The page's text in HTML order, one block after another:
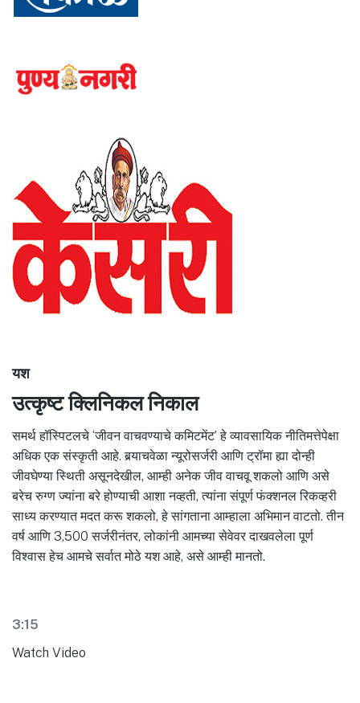
यश
उत्कृष्ट क्लिनिकल निकाल
समर्थ हॉस्पिटलचे ‘जीवन वाचवण्याचे कमिटमेंट’ हे व्यावसायिक नीतिमत्तेपेक्षा
अधिक एक संस्कृती आहे. बर्‍याचवेळा न्यूरोसर्जरी आणि ट्रॉमा ह्या दोन्ही
जीवघेण्या स्थिती असूनदेखील, आम्ही अनेक जीव वाचवू शकलो आणि असे
बरेच रुग्ण ज्यांना बरे होण्याची आशा नव्हती, त्यांना संपूर्ण फंक्शनल रिकव्हरी
साध्य करण्यात मदत करू शकलो, हे सांगताना आम्हाला अभिमान वाटतो. तीन
वर्ष आणि 3,500 सर्जरीनंतर, लोकांनी आमच्या सेवेवर दाखवलेला पूर्ण
विश्वास हेच आमचे सर्वात मोठे यश आहे, असे आम्ही मानतो.
3:15
Watch Video